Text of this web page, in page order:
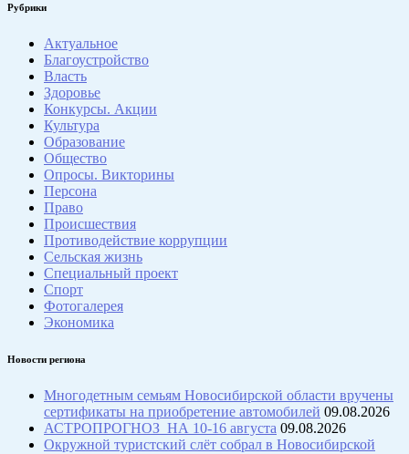
Рубрики
Актуальное
Благоустройство
Власть
Здоровье
Конкурсы. Акции
Культура
Образование
Общество
Опросы. Викторины
Персона
Право
Происшествия
Противодействие коррупции
Сельская жизнь
Специальный проект
Спорт
Фотогалерея
Экономика
Новости региона
Многодетным семьям Новосибирской области вручены
сертификаты на приобретение автомобилей 09.08.2026
АСТРОПРОГНОЗ НА 10-16 августа 09.08.2026
Окружной туристский слёт собрал в Новосибирской